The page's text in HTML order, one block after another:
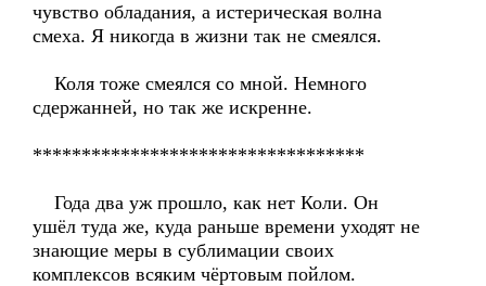
чувство обладания, а истерическая волна
смеха. Я никогда в жизни так не смеялся.
Коля тоже смеялся со мной. Немного
сдержанней, но так же искренне.
**********************************
Года два уж прошло, как нет Коли. Он
ушёл туда же, куда раньше времени уходят не
знающие меры в сублимации своих
комплексов всяким чёртовым пойлом.